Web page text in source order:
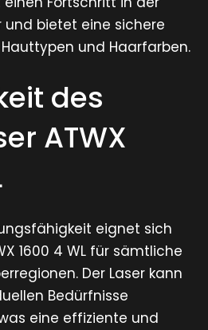
bietet eine sichere
und Haarfarben.
des
ATWX
eignet sich
1600 4 WL für sämtliche
Der Laser kann
Bedürfnisse
eine effiziente und